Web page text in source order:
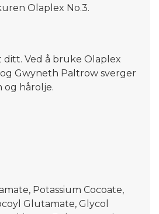
Olaplex No.3.
Ved å bruke Olaplex
Gwyneth Paltrow sverger
og hårolje.
Potassium Cocoate,
Glutamate, Glycol